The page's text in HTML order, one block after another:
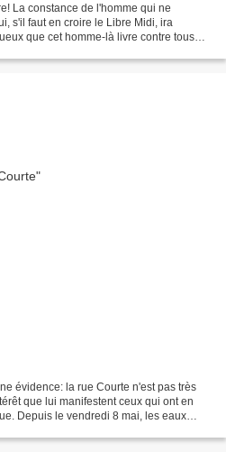
La constance de l'homme qui ne
s'il faut en croire le Libre Midi, ira
que cet homme-là livre contre tous
évidence: la rue Courte n'est pas très
que lui manifestent ceux qui ont en
Depuis le vendredi 8 mai, les eaux